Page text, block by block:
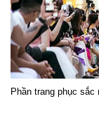
Phần trang phục